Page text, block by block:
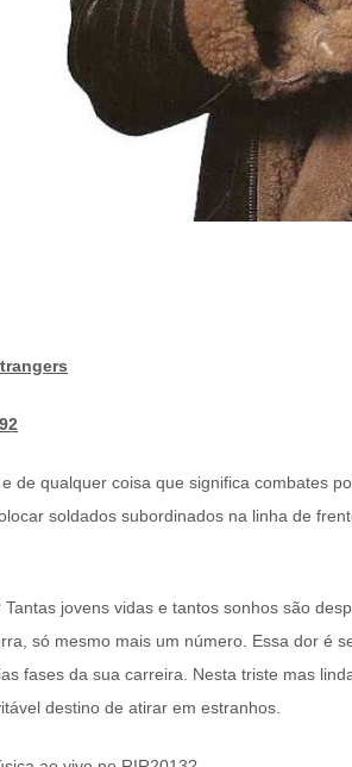
de qualquer coisa que significa combates
soldados subordinados na linha de
jovens vidas e tantos sonhos são
só mesmo mais um número. Essa dor é
fases da sua carreira. Nesta triste mas
destino de atirar em estranhos.